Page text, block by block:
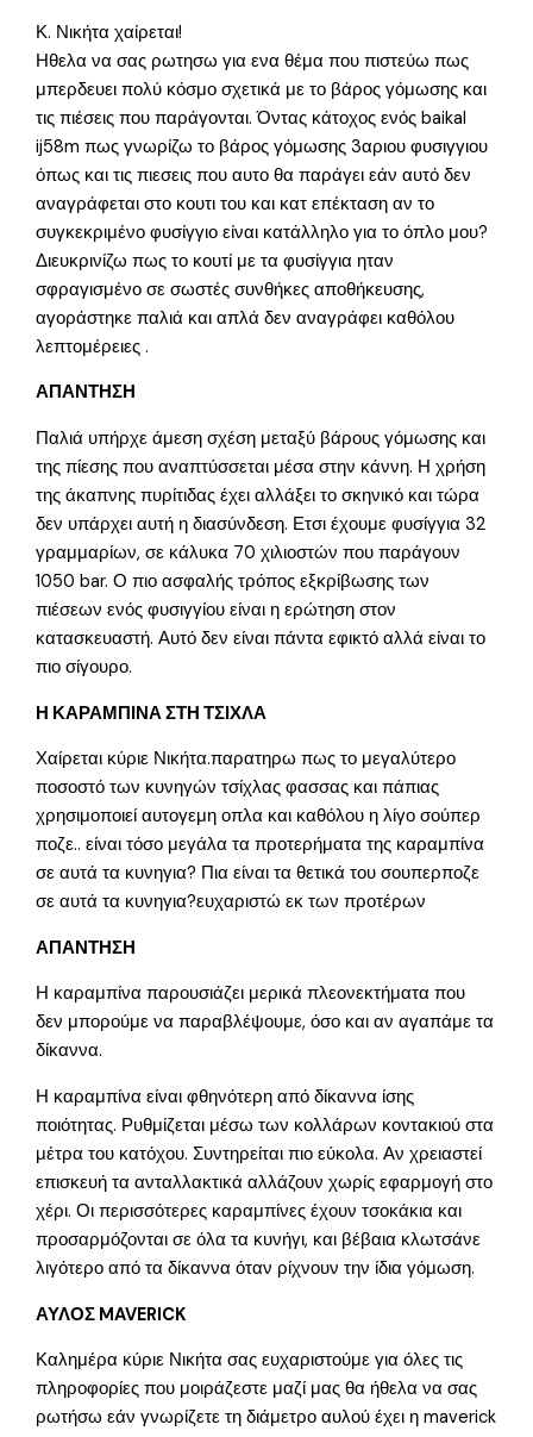
Κ. Νικήτα χαίρεται!
Ηθελα να σας ρωτησω για ενα θέμα που πιστεύω πως
μπερδευει πολύ κόσμο σχετικά με το βάρος γόμωσης και
τις πιέσεις που παράγονται. Όντας κάτοχος ενός baikal
ij58m πως γνωρίζω το βάρος γόμωσης 3αριου φυσιγγιου
όπως και τις πιεσεις που αυτο θα παράγει εάν αυτό δεν
αναγράφεται στο κουτι του και κατ επέκταση αν το
συγκεκριμένο φυσίγγιο είναι κατάλληλο για το όπλο μου?
Διευκρινίζω πως το κουτί με τα φυσίγγια ηταν
σφραγισμένο σε σωστές συνθήκες αποθήκευσης,
αγοράστηκε παλιά και απλά δεν αναγράφει καθόλου
λεπτομέρειες .
ΑΠΑΝΤΗΣΗ
Παλιά υπήρχε άμεση σχέση μεταξύ βάρους γόμωσης και
της πίεσης που αναπτύσσεται μέσα στην κάννη. Η χρήση
της άκαπνης πυρίτιδας έχει αλλάξει το σκηνικό και τώρα
δεν υπάρχει αυτή η διασύνδεση. Ετσι έχουμε φυσίγγια 32
γραμμαρίων, σε κάλυκα 70 χιλιοστών που παράγουν
1050 bar. Ο πιο ασφαλής τρόπος εξκρίβωσης των
πιέσεων ενός φυσιγγίου είναι η ερώτηση στον
κατασκευαστή. Αυτό δεν είναι πάντα εφικτό αλλά είναι το
πιο σίγουρο.
Η ΚΑΡΑΜΠΙΝΑ ΣΤΗ ΤΣΙΧΛΑ
Χαίρεται κύριε Νικήτα.παρατηρω πως το μεγαλύτερο
ποσοστό των κυνηγών τσίχλας φασσας και πάπιας
χρησιμοποιεί αυτογεμη οπλα και καθόλου η λίγο σούπερ
ποζε.. είναι τόσο μεγάλα τα προτερήματα της καραμπίνα
σε αυτά τα κυνηγια? Πια είναι τα θετικά του σουπερποζε
σε αυτά τα κυνηγια?ευχαριστώ εκ των προτέρων
ΑΠΑΝΤΗΣΗ
Η καραμπίνα παρουσιάζει μερικά πλεονεκτήματα που
δεν μπορούμε να παραβλέψουμε, όσο και αν αγαπάμε τα
δίκαννα.
Η καραμπίνα είναι φθηνότερη από δίκαννα ίσης
ποιότητας. Ρυθμίζεται μέσω των κολλάρων κοντακιού στα
μέτρα του κατόχου. Συντηρείται πιο εύκολα. Αν χρειαστεί
επισκευή τα ανταλλακτικά αλλάζουν χωρίς εφαρμογή στο
χέρι. Οι περισσότερες καραμπίνες έχουν τσοκάκια και
προσαρμόζονται σε όλα τα κυνήγι, και βέβαια κλωτσάνε
λιγότερο από τα δίκαννα όταν ρίχνουν την ίδια γόμωση.
ΑΥΛΟΣ MAVERICK
Καλημέρα κύριε Νικήτα σας ευχαριστούμε για όλες τις
πληροφορίες που μοιράζεστε μαζί μας θα ήθελα να σας
ρωτήσω εάν γνωρίζετε τη διάμετρο αυλού έχει η maverick